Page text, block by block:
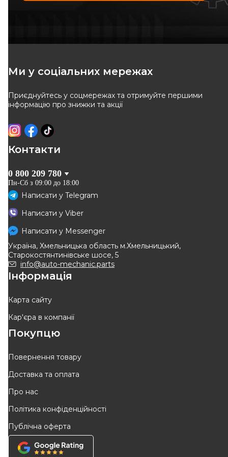
722 грн
КУПИТИ
розподільного валу BMW 3
1 781 грн
КУПИТИ
Ми у соціальних мережах
Приєднуйтесь у соцмережах та отримуйте першими
інформацію про знижки та акції
Контакти
0 800 209 780
Пн-Сб з 09:00 до 18:00
Написати у Telegram
Написати у Viber
Написати у Messenger
Україна, Хмельницька область м.Хмельницький,
Старокостянтинівське шосе, 5
info@auto-mechanic.parts
Інформація
Карта сайту
Кар'єра в компанії
Покупцю
Повернення товару
Доставка та оплата
Про нас
Політика конфіденційності
Публічна оферта